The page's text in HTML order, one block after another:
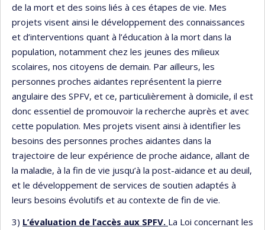
de la mort et des soins liés à ces étapes de vie. Mes
projets visent ainsi le développement des connaissances
et d’interventions quant à l’éducation à la mort dans la
population, notamment chez les jeunes des milieux
scolaires, nos citoyens de demain. Par ailleurs, les
personnes proches aidantes représentent la pierre
angulaire des SPFV, et ce, particulièrement à domicile, il est
donc essentiel de promouvoir la recherche auprès et avec
cette population. Mes projets visent ainsi à identifier les
besoins des personnes proches aidantes dans la
trajectoire de leur expérience de proche aidance, allant de
la maladie, à la fin de vie jusqu’à la post-aidance et au deuil,
et le développement de services de soutien adaptés à
leurs besoins évolutifs et au contexte de fin de vie.
3) L’évaluation de l’accès aux SPFV. La Loi concernant les